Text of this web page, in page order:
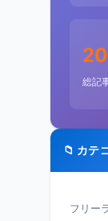
総記
📁 カテ
フリー